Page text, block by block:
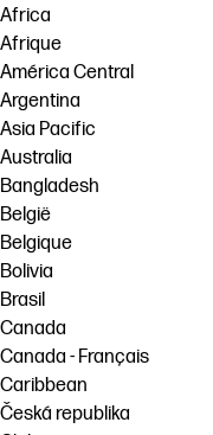
Africa
Afrique
América Central
Argentina
Asia Pacific
Australia
Bangladesh
België
Belgique
Bolivia
Brasil
Canada
Canada - Français
Caribbean
Česká republika